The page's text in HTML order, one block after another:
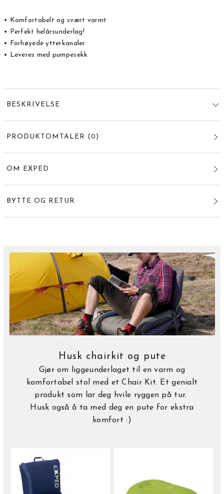
• Komfortabelt og svært varmt
• Perfekt helårsunderlag!
• Forhøyede ytterkanaler
• Leveres med pumpesekk
BESKRIVELSE
PRODUKTOMTALER (0 )
OM EXPED
BYTTE OG RETUR
Husk chairkit og pute
Gjør om liggeunderlaget til en varm og
komfortabel stol med et Chair Kit. Et genialt
produkt som lar deg hvile ryggen på tur.
Husk også å ta med deg en pute for ekstra
komfort :)